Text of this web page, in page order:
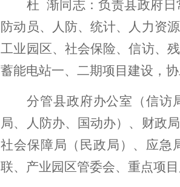
杜 渐同志 ：负责县政府
防动员、人防、统计、
人力资
工业园区、社会保险、信访、
蓄能电站一、二期项目建设 ，
分管县政府办公室（信访
局、人防办、国动办）、财政
社会保障局（民政局）、应急
联、产业园区管委会、重点项